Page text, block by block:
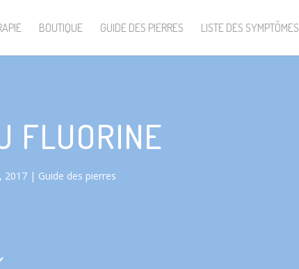
BOUTIQUE GUIDE DES PIERRES LISTE DES SYMPTÔMES
FLUORINE
2017 Guide des pierres